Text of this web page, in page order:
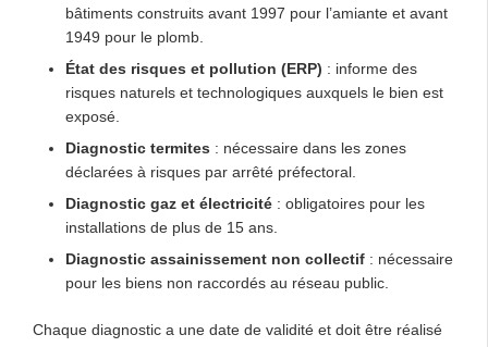
bâtiments construits avant 1997 pour l’amiante et avant
1949 pour le plomb.
État des risques et pollution (ERP) : informe des
risques naturels et technologiques auxquels le bien est
exposé.
Diagnostic termites : nécessaire dans les zones
déclarées à risques par arrêté préfectoral.
Diagnostic gaz et électricité : obligatoires pour les
installations de plus de 15 ans.
Diagnostic assainissement non collectif : nécessaire
pour les biens non raccordés au réseau public.
Chaque diagnostic a une date de validité et doit être réalisé